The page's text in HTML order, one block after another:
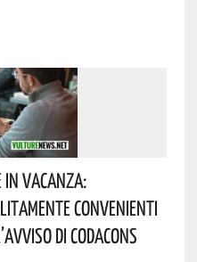
Vacanza:
Convenienti
Di Codacons